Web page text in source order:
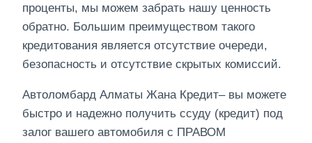
проценты, мы можем забрать нашу ценность
обратно. Большим преимуществом такого
кредитования является отсутствие очереди,
безопасность и отсутствие скрытых комиссий.
Автоломбард Алматы Жана Кредит– вы можете
быстро и надежно получить ссуду (кредит) под
залог вашего автомобиля с ПРАВОМ